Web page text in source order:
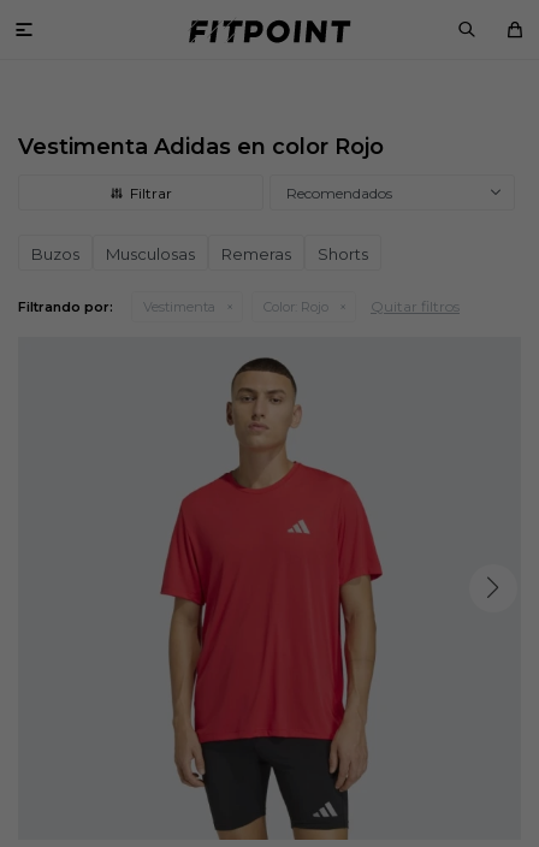

Vestimenta Adidas en color Rojo
Recomendados
Buzos Musculosas Remeras Shorts
Filtrando por: Vestimenta Color: Rojo Quitar filtros